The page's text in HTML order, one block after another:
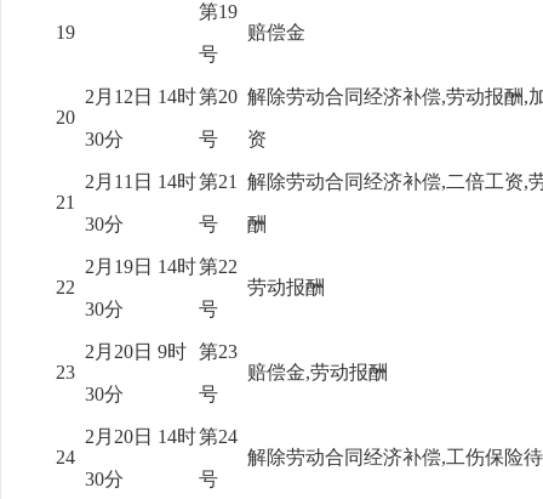
19
第19
号
赔偿金
20
2月12日 14时
30分
第20
号
解除劳动合同经济补偿,劳动报酬,
资
21
2月11日 14时
30分
第21
号
解除劳动合同经济补偿,二倍工资,
酬
22
2月19日 14时
30分
第22
号
劳动报酬
23
2月20日 9时
30分
第23
号
赔偿金,劳动报酬
24
2月20日 14时
30分
第24
号
解除劳动合同经济补偿,工伤保险